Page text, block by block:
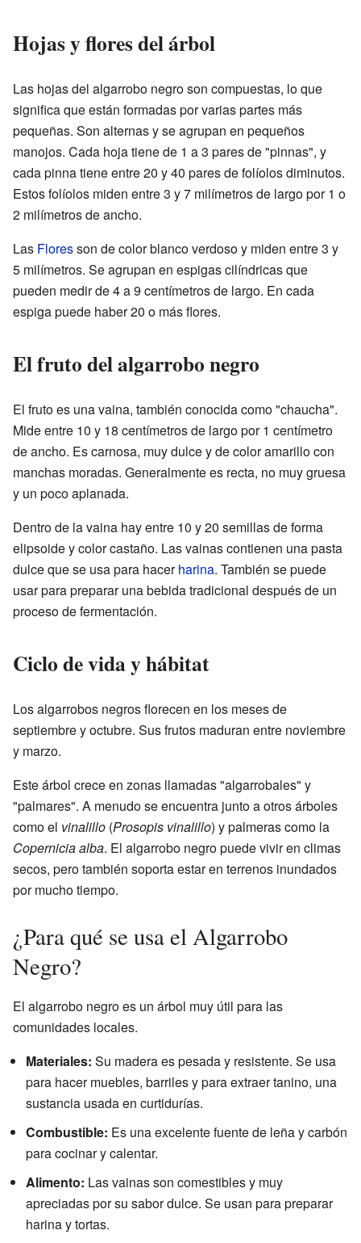
Hojas y flores del árbol
Las hojas del algarrobo negro son compuestas, lo que
significa que están formadas por varias partes más
pequeñas. Son alternas y se agrupan en pequeños
manojos. Cada hoja tiene de 1 a 3 pares de "pinnas", y
cada pinna tiene entre 20 y 40 pares de folíolos diminutos.
Estos folíolos miden entre 3 y 7 milímetros de largo por 1 o
2 milímetros de ancho.
Las Floresson de color blanco verdoso y miden entre 3 y
5 milímetros. Se agrupan en espigas cilíndricas que
pueden medir de 4 a 9 centímetros de largo. En cada
espiga puede haber 20 o más flores.
El fruto del algarrobo negro
El fruto es una vaina, también conocida como "chaucha".
Mide entre 10 y 18 centímetros de largo por 1 centímetro
de ancho. Es carnosa, muy dulce y de color amarillo con
manchas moradas. Generalmente es recta, no muy gruesa
y un poco aplanada.
Dentro de la vaina hay entre 10 y 20 semillas de forma
elipsoide y color castaño. Las vainas contienen una pasta
dulce que se usa para hacerharina. También se puede
usar para preparar una bebida tradicional después de un
proceso de fermentación.
Ciclo de vida y hábitat
Los algarrobos negros florecen en los meses de
septiembre y octubre. Sus frutos maduran entre noviembre
y marzo.
Este árbol crece en zonas llamadas "algarrobales" y
"palmares". A menudo se encuentra junto a otros árboles
como el vinalillo (Prosopis vinalillo) y palmeras como la
Copernicia alba. El algarrobo negro puede vivir en climas
secos, pero también soporta estar en terrenos inundados
por mucho tiempo.
¿Para qué se usa el Algarrobo
Negro?
El algarrobo negro es un árbol muy útil para las
comunidades locales.
Materiales: Su madera es pesada y resistente. Se usa
para hacer muebles, barriles y para extraer tanino, una
sustancia usada en curtidurías.
Combustible: Es una excelente fuente de leña y carbón
para cocinar y calentar.
Alimento: Las vainas son comestibles y muy
apreciadas por su sabor dulce. Se usan para preparar
harina y tortas.